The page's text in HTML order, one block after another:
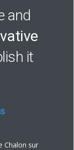
and
it
Chalon sur